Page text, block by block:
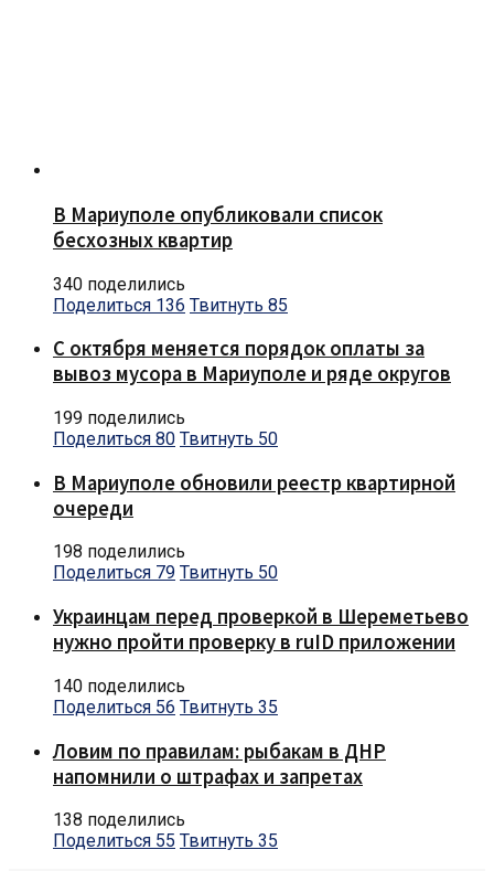
В Мариуполе опубликовали список
бесхозных квартир
340 поделились
Поделиться 136 Твитнуть 85
С октября меняется порядок оплаты за
вывоз мусора в Мариуполе и ряде округов
199 поделились
Поделиться 80 Твитнуть 50
В Мариуполе обновили реестр квартирной
очереди
198 поделились
Поделиться 79 Твитнуть 50
Украинцам перед проверкой в Шереметьево
нужно пройти проверку в ruID приложении
140 поделились
Поделиться 56 Твитнуть 35
Ловим по правилам: рыбакам в ДНР
напомнили о штрафах и запретах
138 поделились
Поделиться 55 Твитнуть 35